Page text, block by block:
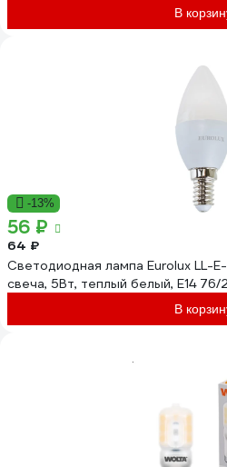
В
-13%
56 ₽
64 ₽
Светодиодная лампа Eurolux LL-
свеча, 5Вт, теплый белый, Е14 76/
В